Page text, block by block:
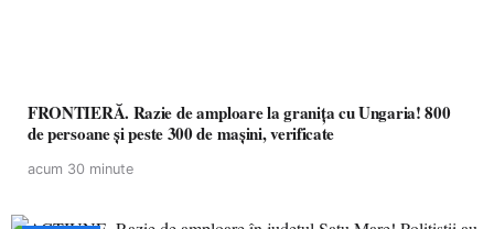
FRONTIERĂ. Razie de amploare la granița cu Ungaria! 800
de persoane și peste 300 de mașini, verificate
acum 30 minute